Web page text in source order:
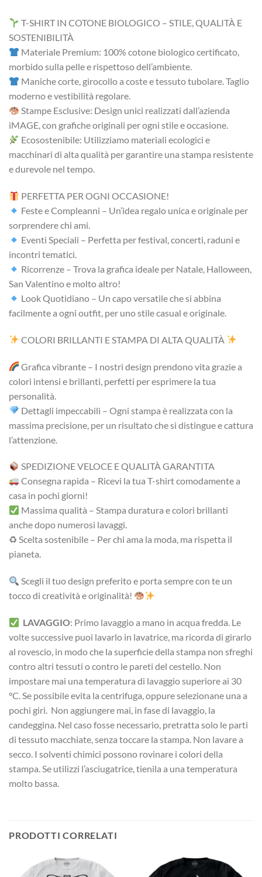
T-SHIRT IN COTONE BIOLOGICO – STILE, QUALITÀ E
SOSTENIBILITÀ
Materiale Premium: 100% cotone biologico certificato,
morbido sulla pelle e rispettoso dell’ambiente.
Maniche corte, girocollo a coste e tessuto tubolare. Taglio
moderno e vestibilità regolare.
Stampe Esclusive: Design unici realizzati dall’azienda
iMAGE, con grafiche originali per ogni stile e occasione.
Ecosostenibile: Utilizziamo materiali ecologici e
macchinari di alta qualità per garantire una stampa resistente
e durevole nel tempo.
PERFETTA PER OGNI OCCASIONE!
Feste e Compleanni – Un’idea regalo unica e originale per
sorprendere chi ami.
Eventi Speciali – Perfetta per festival, concerti, raduni e
incontri tematici.
Ricorrenze – Trova la grafica ideale per Natale, Halloween,
San Valentino e molto altro!
Look Quotidiano – Un capo versatile che si abbina
facilmente a ogni outfit, per uno stile casual e originale.
COLORI BRILLANTI E STAMPA DI ALTA QUALITÀ
Grafica vibrante – I nostri design prendono vita grazie a
colori intensi e brillanti, perfetti per esprimere la tua
personalità.
Dettagli impeccabili – Ogni stampa è realizzata con la
massima precisione, per un risultato che si distingue e cattura
l’attenzione.
SPEDIZIONE VELOCE E QUALITÀ GARANTITA
Consegna rapida – Ricevi la tua T-shirt comodamente a
casa in pochi giorni!
Massima qualità – Stampa duratura e colori brillanti
anche dopo numerosi lavaggi.
♻ Scelta sostenibile – Per chi ama la moda, ma rispetta il
pianeta.
Scegli il tuo design preferito e porta sempre con te un
tocco di creatività e originalità!
LAVAGGIO: Primo lavaggio a mano in acqua fredda. Le
volte successive puoi lavarlo in lavatrice, ma ricorda di girarlo
al rovescio, in modo che la superficie della stampa non sfreghi
contro altri tessuti o contro le pareti del cestello. Non
impostare mai una temperatura di lavaggio superiore ai 30
°C. Se possibile evita la centrifuga, oppure selezionane una a
pochi giri. Non aggiungere mai, in fase di lavaggio, la
candeggina. Nel caso fosse necessario, pretratta solo le parti
di tessuto macchiate, senza toccare la stampa. Non lavare a
secco. I solventi chimici possono rovinare i colori della
stampa. Se utilizzi l’asciugatrice, tienila a una temperatura
molto bassa.
PRODOTTI CORRELATI